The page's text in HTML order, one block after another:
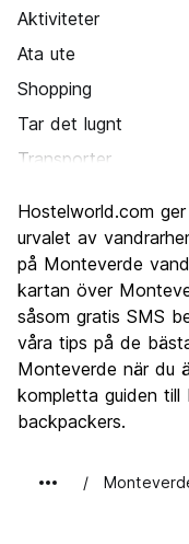
Aktiviteter
Ata ute
Shopping
Tar det lugnt
Transporter
Kultur
Festa
Värde för pengarna
Hostelworld.com
urvalet av
på Monteverde
kartan över
såsom gratis SMS
våra tips på de
Monteverde när du
kompletta guiden
backpackers.